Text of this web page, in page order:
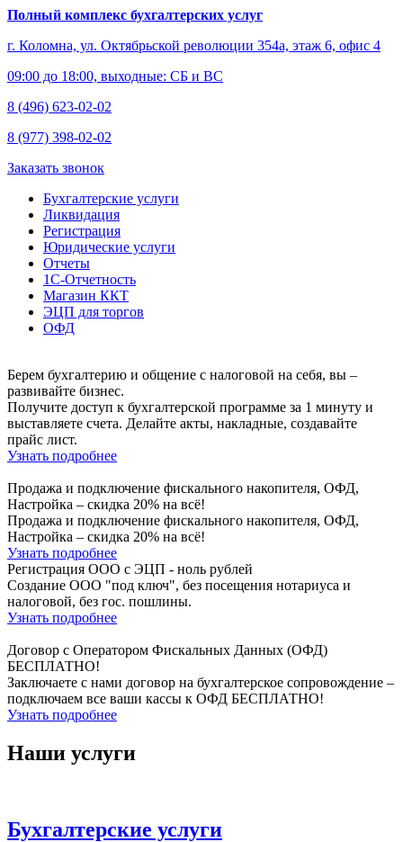
Полный комплекс бухгалтерских услуг
г. Коломна, ул. Октябрьской революции 354а, этаж 6, офис 4
09:00 до 18:00, выходные: СБ и ВС
8 (496) 623-02-02
8 (977) 398-02-02
Заказать звонок
Бухгалтерские услуги
Ликвидация
Регистрация
Юридические услуги
Отчеты
1С-Отчетность
Магазин ККТ
ЭЦП для торгов
ОФД
Берем бухгалтерию и общение с налоговой на себя, вы –
развивайте бизнес.
Получите доступ к бухгалтерской программе за 1 минуту и
выставляете счета. Делайте акты, накладные, создавайте
прайс лист.
Узнать подробнее
Продажа и подключение фискального накопителя, ОФД,
Настройка – скидка 20% на всё!
Продажа и подключение фискального накопителя, ОФД,
Настройка – скидка 20% на всё!
Узнать подробнее
Регистрация ООО с ЭЦП - ноль рублей
Создание ООО "под ключ", без посещения нотариуса и
налоговой, без гос. пошлины.
Узнать подробнее
Договор с Оператором Фискальных Данных (ОФД)
БЕСПЛАТНО!
Заключаете с нами договор на бухгалтерское сопровождение –
подключаем все ваши кассы к ОФД БЕСПЛАТНО!
Узнать подробнее
Наши услуги
Бухгалтерские услуги